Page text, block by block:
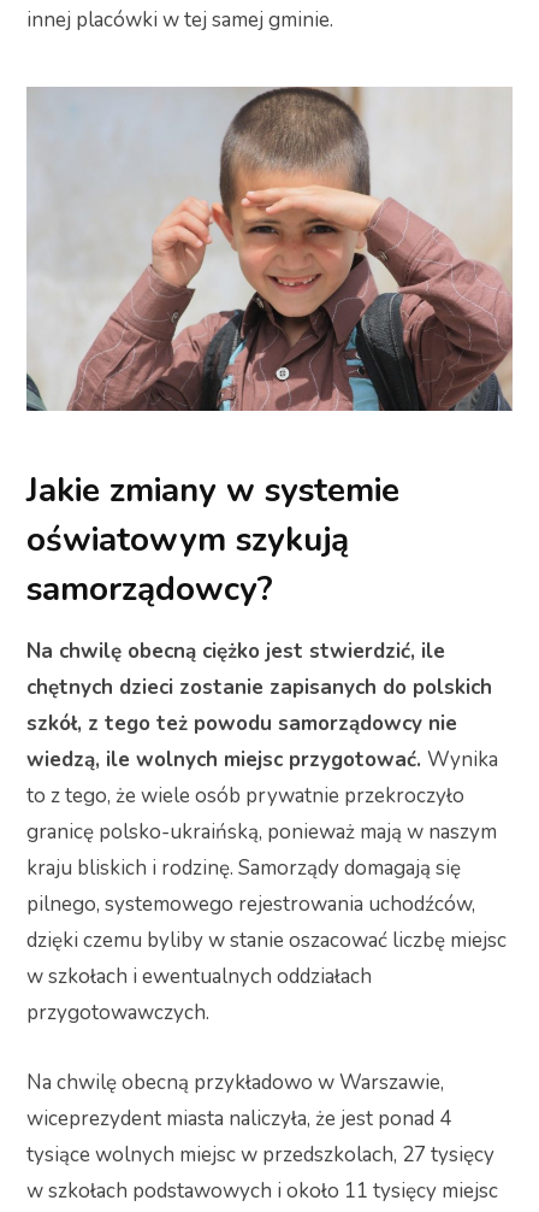
innej placówki w tej samej gminie.
Jakie zmiany w systemie
oświatowym szykują
samorządowcy?
Na chwilę obecną ciężko jest stwierdzić, ile
chętnych dzieci zostanie zapisanych do polskich
szkół, z tego też powodu samorządowcy nie
wiedzą, ile wolnych miejsc przygotować. Wynika
to z tego, że wiele osób prywatnie przekroczyło
granicę polsko-ukraińską, ponieważ mają w naszym
kraju bliskich i rodzinę. Samorządy domagają się
pilnego, systemowego rejestrowania uchodźców,
dzięki czemu byliby w stanie oszacować liczbę miejsc
w szkołach i ewentualnych oddziałach
przygotowawczych.
Na chwilę obecną przykładowo w Warszawie,
wiceprezydent miasta naliczyła, że jest ponad 4
tysiące wolnych miejsc w przedszkolach, 27 tysięcy
w szkołach podstawowych i około 11 tysięcy miejsc